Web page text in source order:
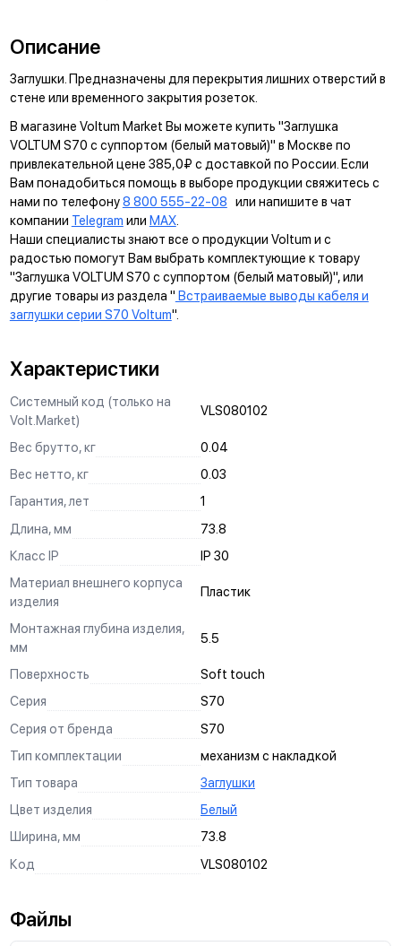
Описание
Заглушки. Предназначены для перекрытия лишних отверстий в
стене или временного закрытия розеток.
В магазине Voltum Market Вы можете купить "Заглушка
VOLTUM S70 с суппортом (белый матовый)" в Москве по
привлекательной цене 385,0₽ с доставкой по России. Если
Вам понадобиться помощь в выборе продукции свяжитесь с
нами по телефону8 800 555-22-08 или напишите в чат
компании Telegram или MAX.
Наши специалисты знают все о продукции Voltum и с
радостью помогут Вам выбрать комплектующие к товару
"Заглушка VOLTUM S70 с суппортом (белый матовый)", или
другие товары из раздела " Встраиваемые выводы кабеля и
заглушки серии S70 Voltum".
Характеристики
Системный код (только на
Volt.Market)
VLS080102
Вес брутто, кг
0.04
Вес нетто, кг
0.03
Гарантия, лет
1
Длина, мм
73.8
Класс IP
IP 30
Материал внешнего корпуса
изделия
Пластик
Монтажная глубина изделия,
мм
5.5
Поверхность
Soft touch
Серия
S70
Серия от бренда
S70
Тип комплектации
механизм с накладкой
Тип товара
Заглушки
Цвет изделия
Белый
Ширина, мм
73.8
Код
VLS080102
Файлы